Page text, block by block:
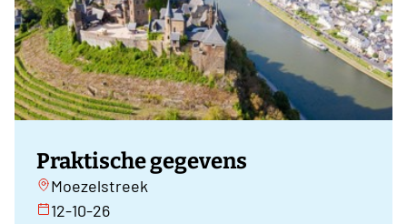
Praktische gegevens
Moezelstreek
12-10-26